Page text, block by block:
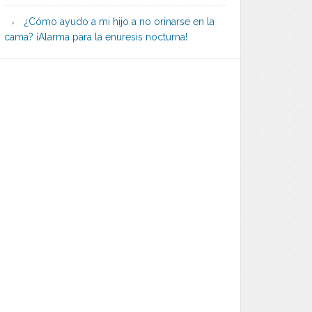
¿Cómo ayudo a mi hijo a no orinarse en la
cama? ¡Alarma para la enuresis nocturna!